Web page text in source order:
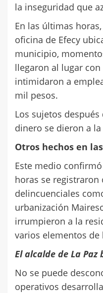
la inseguridad que
En las últimas
oficina de Efecy
municipio,
llegaron al lugar
intimidaron a
mil pesos.
Los sujetos
dinero se dieron a
Otros hechos en
Este medio
horas se registraron
delincuenciales
urbanización
irrumpieron a la
varios elementos de
El alcalde de La
No se puede
operativos